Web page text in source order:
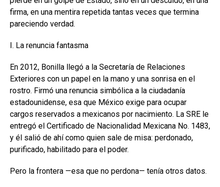
firma, en una mentira repetida tantas veces que termina
pareciendo verdad.
I. La renuncia fantasma
En 2012, Bonilla llegó a la Secretaría de Relaciones
Exteriores con un papel en la mano y una sonrisa en el
rostro. Firmó una renuncia simbólica a la ciudadanía
estadounidense, esa que México exige para ocupar
cargos reservados a mexicanos por nacimiento. La SRE le
entregó el Certificado de Nacionalidad Mexicana No. 1483,
y él salió de ahí como quien sale de misa: perdonado,
purificado, habilitado para el poder.
Pero la frontera —esa que no perdona— tenía otros datos.